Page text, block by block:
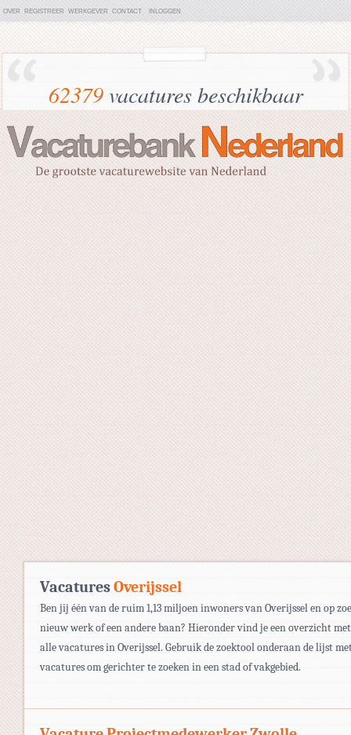
OVER REGISTREER WERKGEVER CONTACT INLOGGEN
62379vacatures beschikbaar
VacaturesOverijssel
Ben jij één van de ruim 1,13 miljoen inwoners van Overijssel en op
nieuw werk of een andere baan? Hieronder vind je een overzicht met
alle vacatures in Overijssel. Gebruik de zoektool onderaan de lijst
vacatures om gerichter te zoeken in een stad of vakgebied.